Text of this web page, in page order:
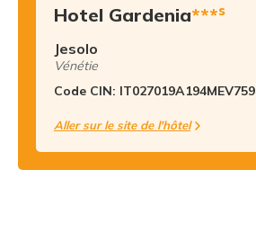
Hotel Gardenia***s
Jesolo
Vénétie
Code CIN: IT027019A194MEV759
Aller sur le site de l'hôtel